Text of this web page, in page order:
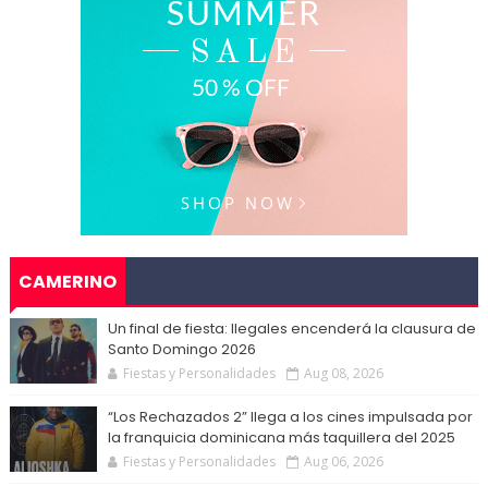
CAMERINO
Un final de fiesta: Ilegales encenderá la clausura de
Santo Domingo 2026
Fiestas y Personalidades Aug 08, 2026
“Los Rechazados 2” llega a los cines impulsada por
la franquicia dominicana más taquillera del 2025
Fiestas y Personalidades Aug 06, 2026